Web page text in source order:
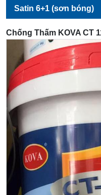
Satin 6+1 (sơn bóng)
Chống Thấm KOVA CT